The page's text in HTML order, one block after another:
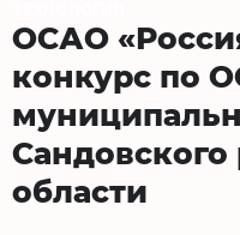
ОСАО
конкурс по
области